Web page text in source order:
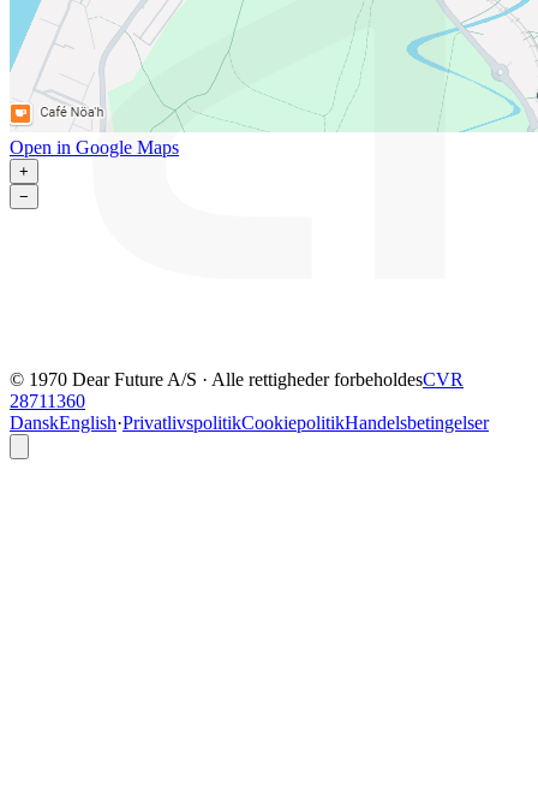
Open in Google Maps
+
−
© 1970 Dear Future A/S · Alle rettigheder forbeholdesCVR
28711360
DanskEnglish·PrivatlivspolitikCookiepolitikHandelsbetingelser